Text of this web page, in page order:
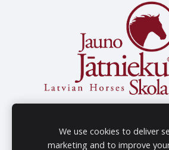
We use cookies to deliver
marketing and to improve